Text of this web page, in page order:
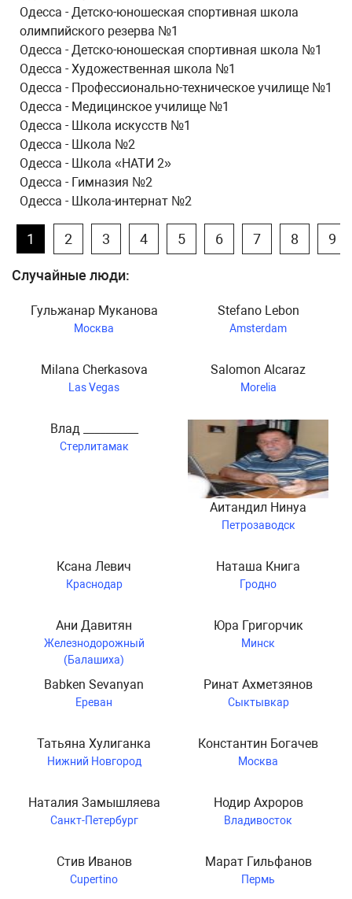
Одесса - Детско-юношеская спортивная школа
олимпийского резерва №1
Одесса - Детско-юношеская спортивная школа №1
Одесса - Художественная школа №1
Одесса - Профессионально-техническое училище №1
Одесса - Медицинское училище №1
Одесса - Школа искусств №1
Одесса - Школа №2
Одесса - Школа «НАТИ 2»
Одесса - Гимназия №2
Одесса - Школа-интернат №2
1 2 3 4 5 6 7 8 9
Случайные люди:
Гульжанар Муканова
Москва
Stefano Lebon
Amsterdam
Milana Cherkasova
Las Vegas
Salomon Alcaraz
Morelia
Влад __________
Стерлитамак
Аитандил Нинуа
Петрозаводск
Ксана Левич
Краснодар
Наташа Книга
Гродно
Ани Давитян
Железнодорожный
(Балашиха)
Юра Григорчик
Минск
Babken Sevanyan
Ереван
Ринат Ахметзянов
Сыктывкар
Татьяна Хулиганка
Нижний Новгород
Константин Богачев
Москва
Наталия Замышляева
Санкт-Петербург
Нодир Ахроров
Владивосток
Стив Иванов
Cupertino
Марат Гильфанов
Пермь